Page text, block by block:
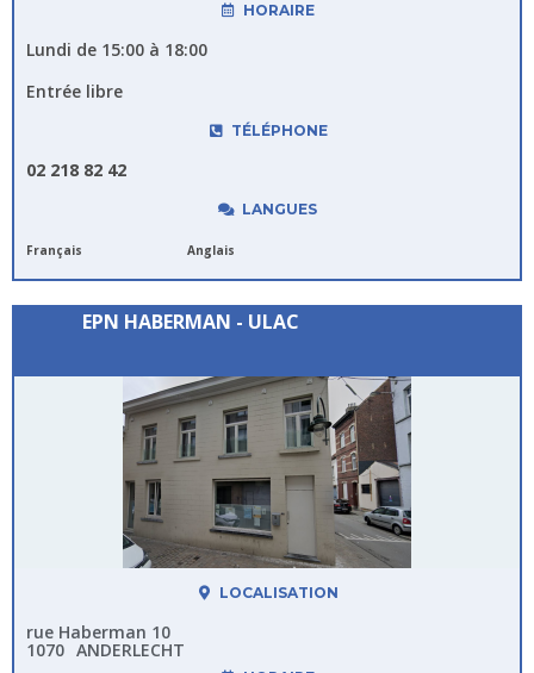
HORAIRE
Lundi de 15:00 à 18:00
Entrée libre
TÉLÉPHONE
02 218 82 42
LANGUES
Français Anglais
EPN HABERMAN - ULAC
LOCALISATION
rue Haberman 10
1070 ANDERLECHT